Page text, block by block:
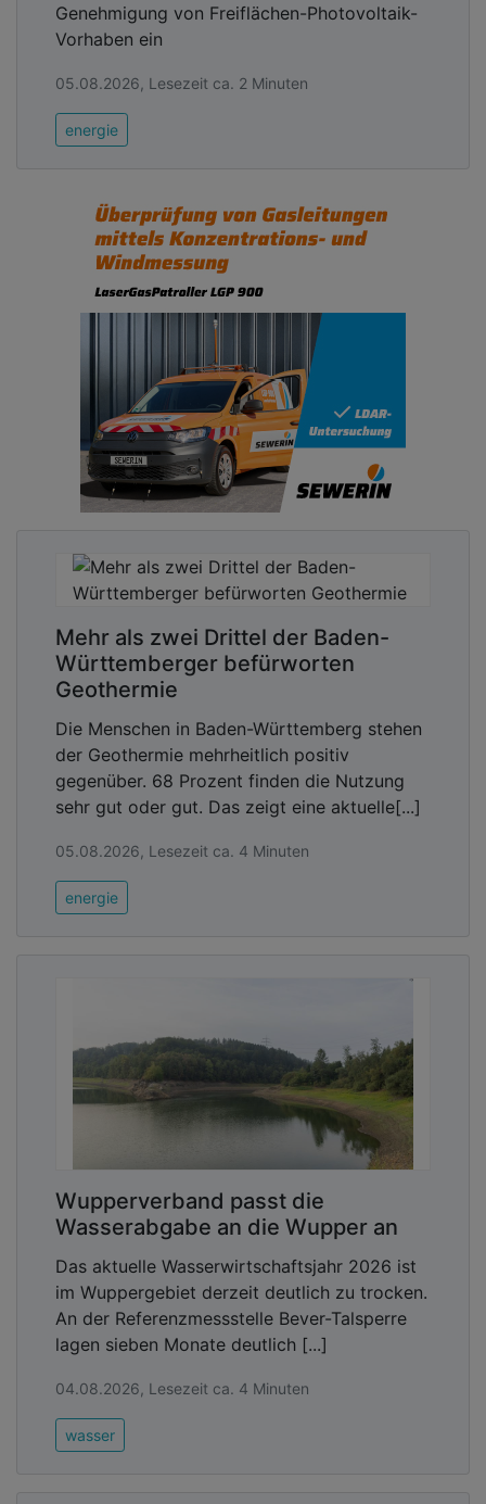
Genehmigung von Freiflächen-Photovoltaik-
Vorhaben ein
05.08.2026, Lesezeit ca. 2 Minuten
energie
Mehr als zwei Drittel der Baden-
Württemberger befürworten
Geothermie
Die Menschen in Baden-Württemberg stehen
der Geothermie mehrheitlich positiv
gegenüber. 68 Prozent finden die Nutzung
sehr gut oder gut. Das zeigt eine aktuelle[...]
05.08.2026, Lesezeit ca. 4 Minuten
energie
Wupperverband passt die
Wasserabgabe an die Wupper an
Das aktuelle Wasserwirtschaftsjahr 2026 ist
im Wuppergebiet derzeit deutlich zu trocken.
An der Referenzmessstelle Bever-Talsperre
lagen sieben Monate deutlich [...]
04.08.2026, Lesezeit ca. 4 Minuten
wasser